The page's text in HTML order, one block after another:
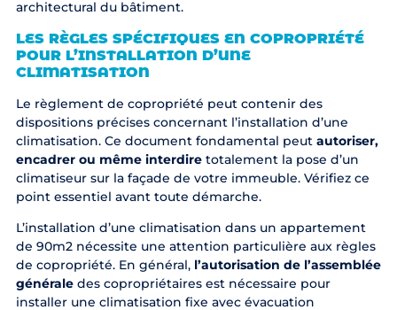
architectural du bâtiment.
LES RÈGLES SPÉCIFIQUES EN COPROPRIÉTÉ
POUR L’INSTALLATION D’UNE
CLIMATISATION
Le règlement de copropriété peut contenir des
dispositions précises concernant l’installation d’une
climatisation. Ce document fondamental peut autoriser,
encadrer ou même interdiretotalement la pose d’un
climatiseur sur la façade de votre immeuble. Vérifiez ce
point essentiel avant toute démarche.
L’installation d’une climatisation dans un appartement
de 90m2nécessite une attention particulière aux règles
de copropriété. En général, l’autorisation de l’assemblée
généraledes copropriétaires est nécessaire pour
installer une climatisation fixe avec évacuation